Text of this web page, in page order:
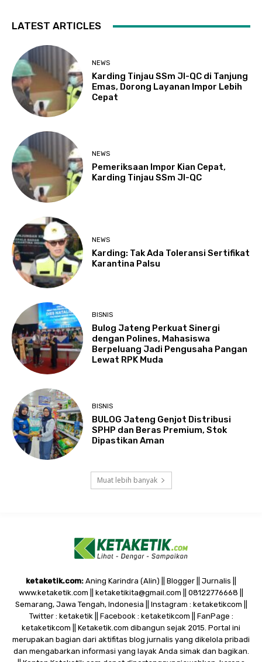
LATEST ARTICLES
NEWS
Karding Tinjau SSm JI-QC di Tanjung
Emas, Dorong Layanan Impor Lebih
Cepat
NEWS
Pemeriksaan Impor Kian Cepat,
Karding Tinjau SSm JI-QC
NEWS
Karding: Tak Ada Toleransi Sertifikat
Karantina Palsu
BISNIS
Bulog Jateng Perkuat Sinergi
dengan Polines, Mahasiswa
Berpeluang Jadi Pengusaha Pangan
Lewat RPK Muda
BISNIS
BULOG Jateng Genjot Distribusi
SPHP dan Beras Premium, Stok
Dipastikan Aman
Muat lebih banyak
ketaketik.com: Aning Karindra (Alin) || Blogger || Jurnalis ||
www.ketaketik.com || ketaketikita@gmail.com || 08122776668 ||
Semarang, Jawa Tengah, Indonesia || Instagram : ketaketikcom ||
Twitter : ketaketik || Facebook : ketaketikcom || FanPage :
ketaketikcom || Ketaketik.com dibangun sejak 2015. Portal ini
merupakan bagian dari aktifitas blog jurnalis yang dikelola pribadi
dan mengabarkan informasi yang layak Anda simak dan bagikan.